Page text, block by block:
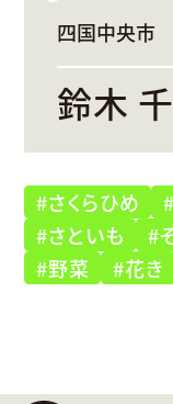
四国中央市
鈴木
#さくらひめ
#さといも
#
#野菜
#花き